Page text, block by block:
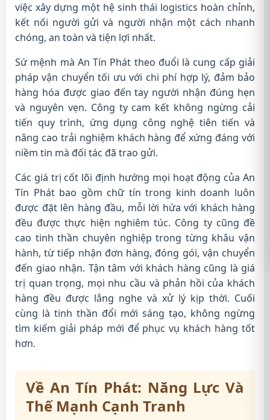
việc xây dựng một hệ sinh thái logistics hoàn chỉnh,
kết nối người gửi và người nhận một cách nhanh
chóng, an toàn và tiện lợi nhất.
Sứ mệnh mà An Tín Phát theo đuổi là cung cấp giải
pháp vận chuyển tối ưu với chi phí hợp lý, đảm bảo
hàng hóa được giao đến tay người nhận đúng hẹn
và nguyên vẹn. Công ty cam kết không ngừng cải
tiến quy trình, ứng dụng công nghệ tiên tiến và
nâng cao trải nghiệm khách hàng để xứng đáng với
niềm tin mà đối tác đã trao gửi.
Các giá trị cốt lõi định hướng mọi hoạt động của An
Tín Phát bao gồm chữ tín trong kinh doanh luôn
được đặt lên hàng đầu, mỗi lời hứa với khách hàng
đều được thực hiện nghiêm túc. Công ty cũng đề
cao tinh thần chuyên nghiệp trong từng khâu vận
hành, từ tiếp nhận đơn hàng, đóng gói, vận chuyển
đến giao nhận. Tận tâm với khách hàng cũng là giá
trị quan trọng, mọi nhu cầu và phản hồi của khách
hàng đều được lắng nghe và xử lý kịp thời. Cuối
cùng là tinh thần đổi mới sáng tạo, không ngừng
tìm kiếm giải pháp mới để phục vụ khách hàng tốt
hơn.
Về An Tín Phát: Năng Lực Và
Thế Mạnh Cạnh Tranh